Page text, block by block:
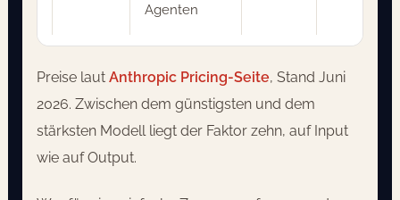
Agenten
Preise laut Anthropic Pricing-Seite, Stand Juni
2026. Zwischen dem günstigsten und dem
stärksten Modell liegt der Faktor zehn, auf Input
wie auf Output.